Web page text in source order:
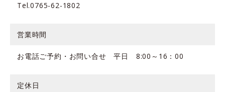
Tel.0765-62-1802
営業時間
お電話ご予約・お問い合せ 平日 8:00～16：00
定休日